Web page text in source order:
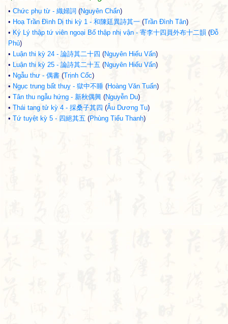
• Chức phụ từ - 織婦詞 (Nguyên Chẩn)
• Hoạ Trần Đình Dị thi kỳ 1 - 和陳廷異詩其一 (Trần Đình Tân)
• Ký Lý thập tứ viên ngoại Bố thập nhị vận - 寄李十四員外布十二韻 (Đỗ
Phủ)
• Luận thi kỳ 24 - 論詩其二十四 (Nguyên Hiếu Vấn)
• Luận thi kỳ 25 - 論詩其二十五 (Nguyên Hiếu Vấn)
• Ngẫu thư - 偶書 (Trịnh Cốc)
• Ngục trung bất thuỵ - 獄中不睡 (Hoàng Văn Tuấn)
• Tân thu ngẫu hứng - 新秋偶興 (Nguyễn Du)
• Thái tang tử kỳ 4 - 採桑子其四 (Âu Dương Tu)
• Tứ tuyệt kỳ 5 - 四絕其五 (Phùng Tiểu Thanh)